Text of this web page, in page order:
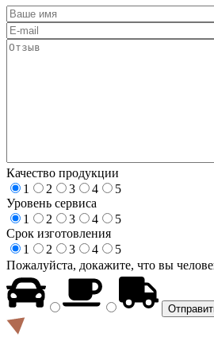
Качество продукции
1
2 3 4
5
Уровень сервиса
1
2 3 4
5
Срок изготовления
1
2 3 4
5
Пожалуйста, докажите, что вы